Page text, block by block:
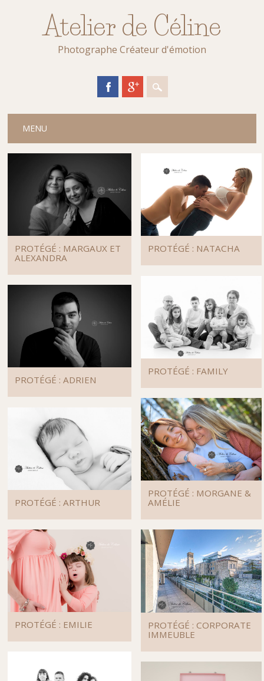
Atelier de Céline
Photographe Créateur d'émotion
Main menu
MENU
PROTÉGÉ : MARGAUX ET
ALEXANDRA
PROTÉGÉ : NATACHA
PROTÉGÉ : FAMILY
PROTÉGÉ : ADRIEN
PROTÉGÉ : MORGANE &
AMÉLIE
PROTÉGÉ : ARTHUR
PROTÉGÉ : EMILIE
PROTÉGÉ : CORPORATE
IMMEUBLE